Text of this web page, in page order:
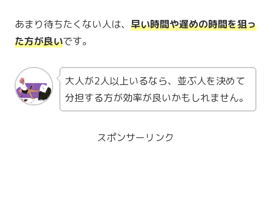
あまり待ちたくない人は、 早い時間や遅めの時間を狙っ
た方が良いです。
大人が2人以上いるなら、並ぶ人を決めて
分担する方が効率が良いかもしれません。
スポンサーリンク